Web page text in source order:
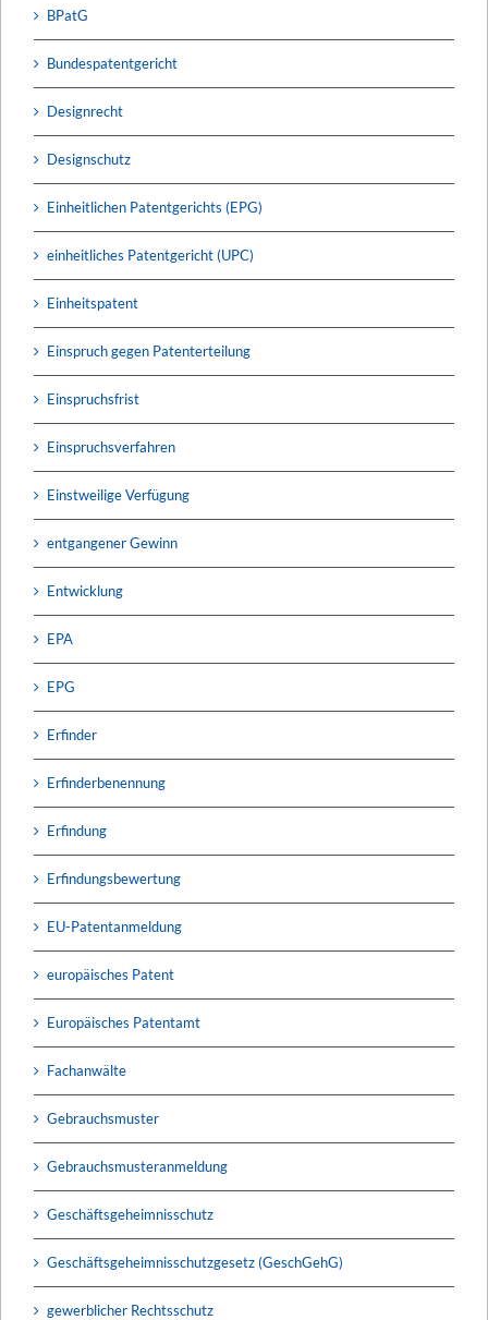
BPatG
Bundespatentgericht
Designrecht
Designschutz
Einheitlichen Patentgerichts (EPG)
einheitliches Patentgericht (UPC)
Einheitspatent
Einspruch gegen Patenterteilung
Einspruchsfrist
Einspruchsverfahren
Einstweilige Verfügung
entgangener Gewinn
Entwicklung
EPA
EPG
Erfinder
Erfinderbenennung
Erfindung
Erfindungsbewertung
EU-Patentanmeldung
europäisches Patent
Europäisches Patentamt
Fachanwälte
Gebrauchsmuster
Gebrauchsmusteranmeldung
Geschäftsgeheimnisschutz
Geschäftsgeheimnisschutzgesetz (GeschGehG)
gewerblicher Rechtsschutz